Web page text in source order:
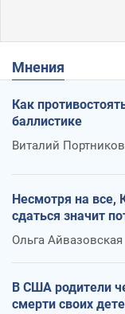
Мнения
Как
баллистике
Виталий Портников
Несмотря на все,
сдаться значит
Ольга Айвазовская
В США родители
смерти своих